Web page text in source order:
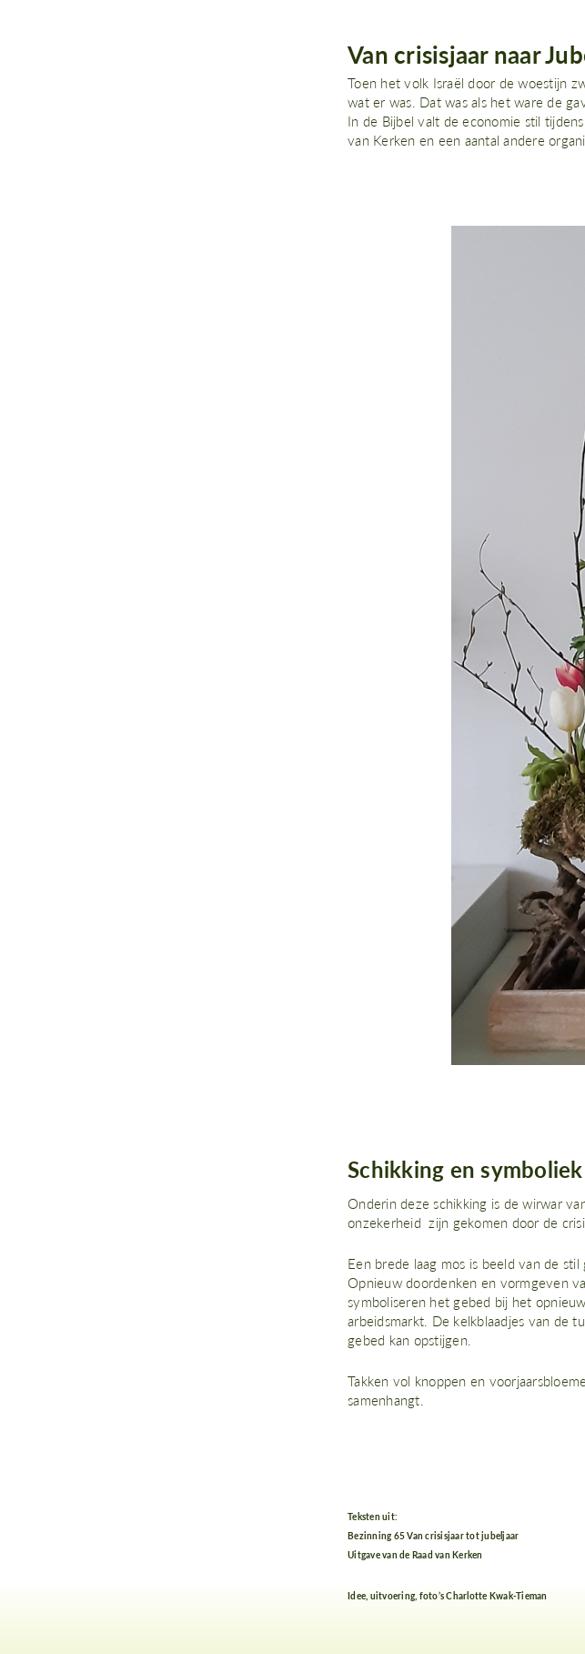
Van crisisjaar naar
Toen het volk Israël door de woestijn
wat er was. Dat was als het ware de
In de Bijbel valt de economie stil
van Kerken en een aantal andere
Schikking en symboliek
Onderin deze schikking is de wirwar
onzekerheid zijn gekomen door de
Een brede laag mos is beeld van de
Opnieuw doordenken en vormgeven
symboliseren het gebed bij het
arbeidsmarkt. De kelkblaadjes van de
gebed kan opstijgen.
Takken vol knoppen en
samenhangt.
Teksten uit:
Bezinning 65 Van crisisjaar tot jubeljaar
Uitgave van de Raad van Kerken
Idee, uitvoering, foto’s Charlotte Kwak-Tieman